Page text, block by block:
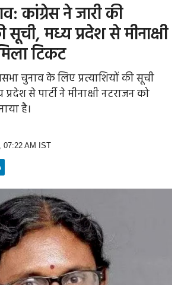
कांग्रेस ने जारी की
सूची, मध्य प्रदेश से मीनाक्षी
टिकट
चुनाव के लिए प्रत्याशियों की सूची
से पार्टी ने मीनाक्षी नटराजन को
है।
07:22 AM IST